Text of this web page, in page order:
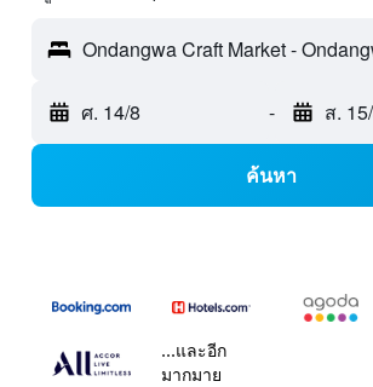
Ondangwa Craft Market -
ศ. 14/8 - ส.
ค้นหา
...และอีก
มากมาย